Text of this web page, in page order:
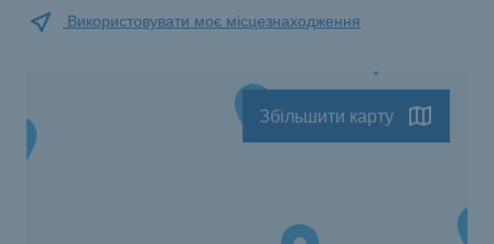
Використовувати моє місцезнаходження
Збільшити карту